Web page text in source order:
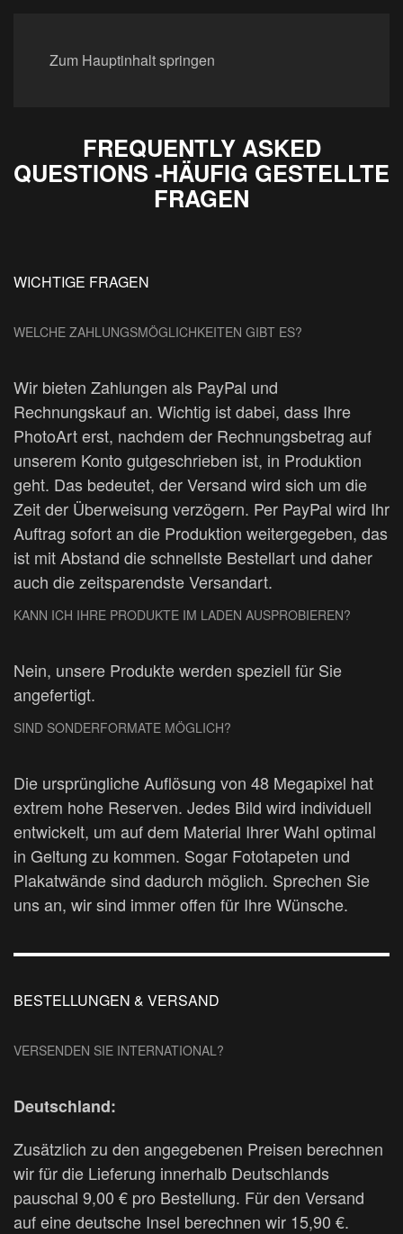
Zum Hauptinhalt springen
FREQUENTLY ASKED
QUESTIONS -HÄUFIG GESTELLTE
FRAGEN
WICHTIGE FRAGEN
WELCHE ZAHLUNGSMÖGLICHKEITEN GIBT ES?
Wir bieten Zahlungen als PayPal und
Rechnungskauf an. Wichtig ist dabei, dass Ihre
PhotoArt erst, nachdem der Rechnungsbetrag auf
unserem Konto gutgeschrieben ist, in Produktion
geht. Das bedeutet, der Versand wird sich um die
Zeit der Überweisung verzögern. Per PayPal wird Ihr
Auftrag sofort an die Produktion weitergegeben, das
ist mit Abstand die schnellste Bestellart und daher
auch die zeitsparendste Versandart.
KANN ICH IHRE PRODUKTE IM LADEN AUSPROBIEREN?
Nein, unsere Produkte werden speziell für Sie
angefertigt.
SIND SONDERFORMATE MÖGLICH?
Die ursprüngliche Auflösung von 48 Megapixel hat
extrem hohe Reserven. Jedes Bild wird individuell
entwickelt, um auf dem Material Ihrer Wahl optimal
in Geltung zu kommen. Sogar Fototapeten und
Plakatwände sind dadurch möglich. Sprechen Sie
uns an, wir sind immer offen für Ihre Wünsche.
BESTELLUNGEN & VERSAND
VERSENDEN SIE INTERNATIONAL?
Deutschland:
Zusätzlich zu den angegebenen Preisen berechnen
wir für die Lieferung innerhalb Deutschlands
pauschal 9,00 € pro Bestellung. Für den Versand
auf eine deutsche Insel berechnen wir 15,90 €.